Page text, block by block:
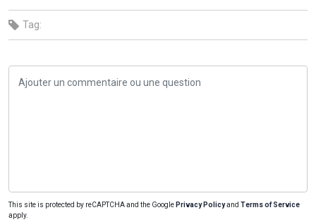
Tag:
This site is protected by reCAPTCHA and the Google Privacy Policyand Terms of Service
apply.